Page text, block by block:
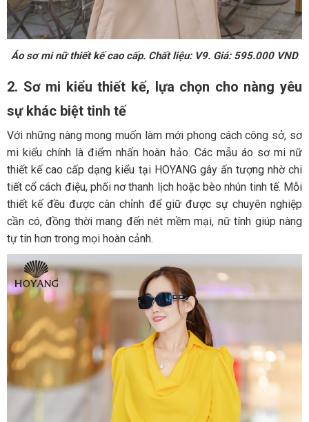
Áo sơ mi nữ thiết kế cao cấp. Chất liệu: V9. Giá: 595.000 VND
2. Sơ mi kiểu thiết kế, lựa chọn cho nàng yêu
sự khác biệt tinh tế
Với những nàng mong muốn làm mới phong cách công sở, sơ
mi kiểu chính là điểm nhấn hoàn hảo. Các mẫu áo sơ mi nữ
thiết kế cao cấp dạng kiểu tại HOYANG gây ấn tượng nhờ chi
tiết cổ cách điệu, phối nơ thanh lịch hoặc bèo nhún tinh tế. Mỗi
thiết kế đều được cân chỉnh để giữ được sự chuyên nghiệp
cần có, đồng thời mang đến nét mềm mại, nữ tính giúp nàng
tự tin hơn trong mọi hoàn cảnh.